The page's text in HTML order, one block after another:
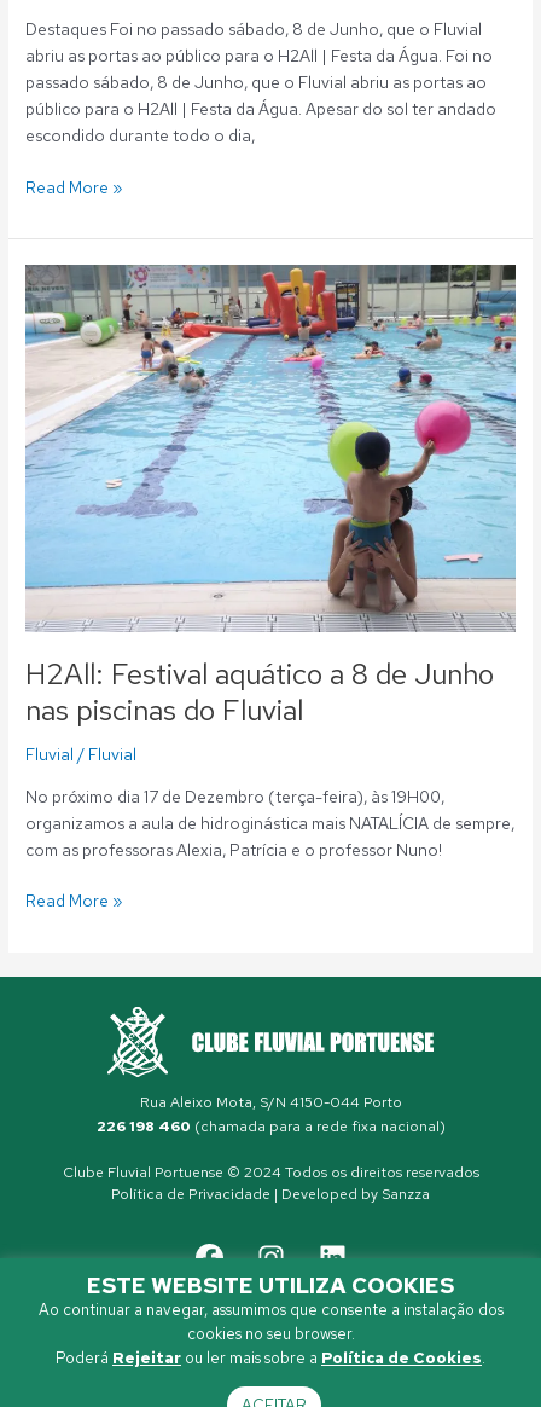
Destaques Foi no passado sábado, 8 de Junho, que o Fluvial
abriu as portas ao público para o H2All | Festa da Água. Foi no
passado sábado, 8 de Junho, que o Fluvial abriu as portas ao
público para o H2All | Festa da Água. Apesar do sol ter andado
escondido durante todo o dia,
Read More »
H2All: Festival aquático a 8 de Junho
nas piscinas do Fluvial
Fluvial / Fluvial
No próximo dia 17 de Dezembro (terça-feira), às 19H00,
organizamos a aula de hidroginástica mais NATALÍCIA de sempre,
com as professoras Alexia, Patrícia e o professor Nuno!
H2All:
Festival
aquático
de
Junho
nas
piscinas
Read More »
Rua Aleixo Mota, S/N 4150-044 Porto
226 198 460 (chamada para a rede fixa nacional)
Clube Fluvial Portuense © 2024 Todos os direitos reservados
Política de Privacidade | Developed by Sanzza
ESTE WEBSITE UTILIZA COOKIES
Ao continuar a navegar, assumimos que consente a instalação dos
cookies no seu browser.
Poderá Rejeitar ou ler mais sobre a Política de Cookies.